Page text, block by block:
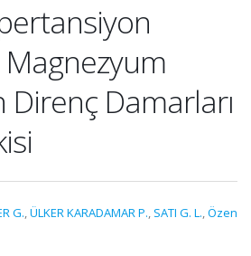
Direnç Damarları
G.,ÜLKER KARADAMAR P., SATI G. L.,Özen